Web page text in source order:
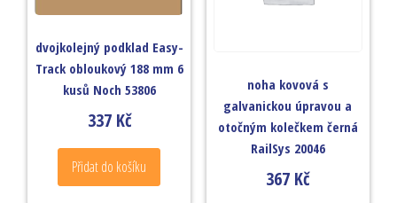
dvojkolejný podklad Easy-
Track obloukový 188 mm 6
kusů Noch 53806
337 Kč
Přidat do košíku
noha kovová s
galvanickou úpravou a
otočným kolečkem černá
RailSys 20046
367 Kč